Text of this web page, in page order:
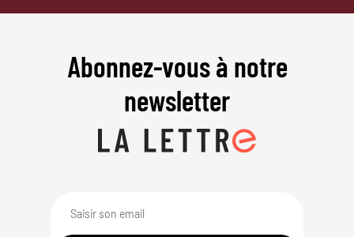
Abonnez-vous à notre
newsletter